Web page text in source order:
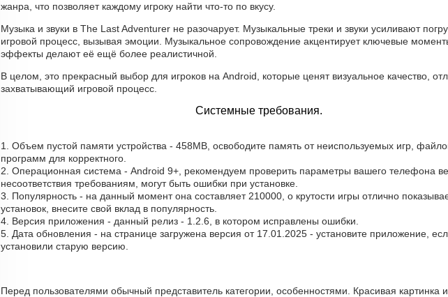
жанра, что позволяет каждому игроку найти что-то по вкусу.
Музыка и звуки в The Last Adventurer не разочарует. Музыкальные треки и звуки усиливают
игровой процесс, вызывая эмоции. Музыкальное сопровождение акцентирует ключевые
эффекты делают её ещё более реалистичной.
В целом, это прекрасный выбор для игроков на Android, которые ценят визуальное качество,
захватывающий игровой процесс.
Системные требования.
1. Объем пустой памяти устройства - 458MB, освободите память от неиспользуемых игр,
программ для корректного.
2. Операционная система - Android 9+, рекомендуем проверить параметры вашего телефона
несоответствия требованиям, могут быть ошибки при установке.
3. Популярность - на данный момент она составляет 210000, о крутости игры отлично
установок, внесите свой вклад в популярность.
4. Версия приложения - данный релиз - 1.2.6, в котором исправлены ошибки.
5. Дата обновления - на странице загружена версия от 17.01.2025 - установите приложение,
установили старую версию.
Перед пользователями обычный представитель категории, особенностями. Красивая картинка